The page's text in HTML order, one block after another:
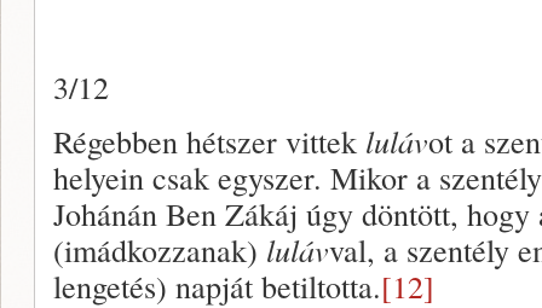
3/12
Régebben hétszer vittek lulávot a
helyein csak egyszer. Mikor a
Johánán Ben Zákáj úgy döntött, hogy
(imádkozzanak) lulávval, a szentély
lengetés) napját betiltotta.[12]